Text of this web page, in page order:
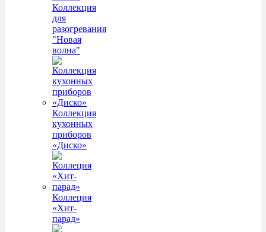
Коллекция
для
разогревания
"Новая
волна"
Коллекция
кухонных
приборов
«Диско»
Коллеция
«Хит-
парад»